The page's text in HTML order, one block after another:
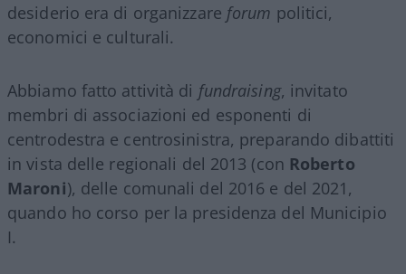
desiderio era di organizzare forum politici,
economici e culturali.
Abbiamo fatto attività di fundraising, invitato
membri di associazioni ed esponenti di
centrodestra e centrosinistra, preparando dibattiti
in vista delle regionali del 2013 (con Roberto
Maroni), delle comunali del 2016 e del 2021,
quando ho corso per la presidenza del Municipio
I.